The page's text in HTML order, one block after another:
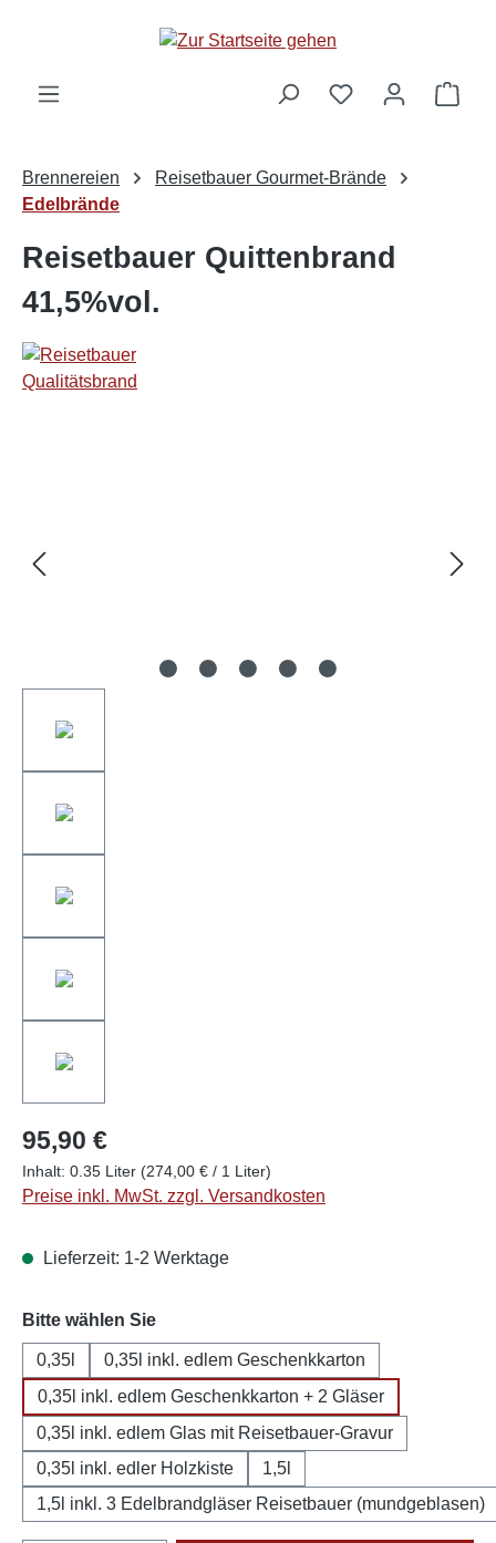
Brennereien
Reisetbauer Gourmet-Brände
Edelbrände
Reisetbauer Quittenbrand
41,5%vol.
95,90 €
Inhalt: 0.35 Liter (274,00 € / 1 Liter)
Preise inkl. MwSt. zzgl. Versandkosten
Lieferzeit: 1-2 Werktage
Bitte wählen Sieauswählen
0,35l
0,35l inkl. edlem Geschenkkarton
0,35l inkl. edlem Geschenkkarton + 2 Gläser
0,35l inkl. edlem Glas mit Reisetbauer-Gravur
0,35l inkl. edler Holzkiste
1,5l
1,5l inkl. 3 Edelbrandgläser Reisetbauer (mundgeblasen)